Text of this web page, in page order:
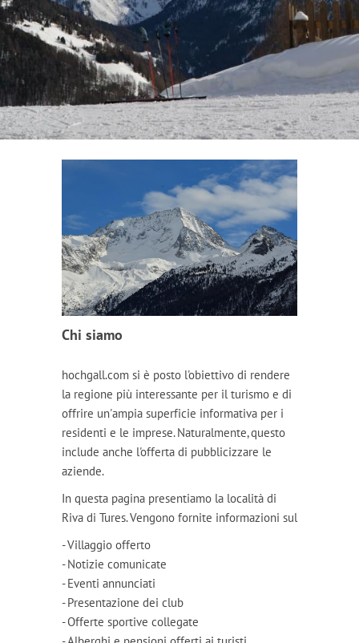
Chi siamo
hochgall.com si è posto l'obiettivo di rendere
la regione più interessante per il turismo e di
offrire un'ampia superficie informativa per i
residenti e le imprese. Naturalmente, questo
include anche l'offerta di pubblicizzare le
aziende.
In questa pagina presentiamo la località di
Riva di Tures. Vengono fornite informazioni sul
- Villaggio offerto
- Notizie comunicate
- Eventi annunciati
- Presentazione dei club
- Offerte sportive collegate